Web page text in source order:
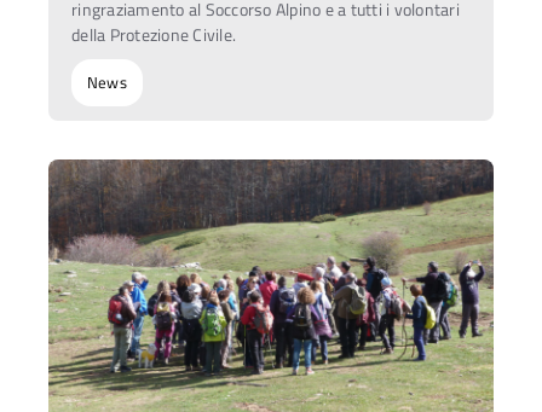
ringraziamento al Soccorso Alpino e a tutti i volontari
della Protezione Civile.
News